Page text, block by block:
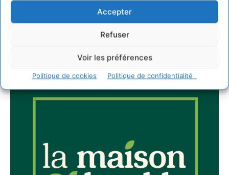
Accepter
Refuser
Voir les préférences
Politique de cookies Politique de confidentialité